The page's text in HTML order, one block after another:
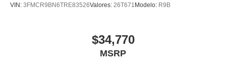
VIN: 3FMCR9BN6TRE83526Valores: 26T671 Modelo: R9B
$34,770
MSRP